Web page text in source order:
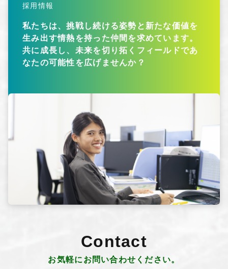
採用情報
私たちは、挑戦し続ける姿勢と新たな価値を
生み出す情熱を持った仲間を求めています。
共に成長し、未来を切り拓くフィールドであ
なたの可能性を広げませんか？
Contact
お気軽にお問い合わせください。